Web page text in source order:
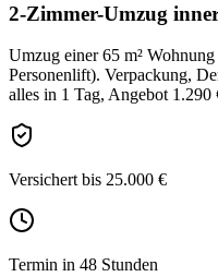
2-Zimmer-Umzug
Umzug einer 65 m²
Personenlift). Verpackung,
alles in 1 Tag, Angebot 1.290
Versichert bis 25.000 €
Termin in 48 Stunden